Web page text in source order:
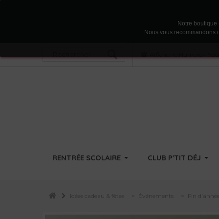
Notre
Nous vous recommandons
RENTRÉE SCOLAIRE CLUB P'TIT DÉJ
Idées cadeau & fêtes Événements Fin